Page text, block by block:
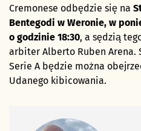
Cremonese odbędzie się na
Bentegodi w Weronie, w
o godzinie 18:30, a sędzią
arbiter Alberto Ruben
Serie A będzie można
Udanego kibicowania.